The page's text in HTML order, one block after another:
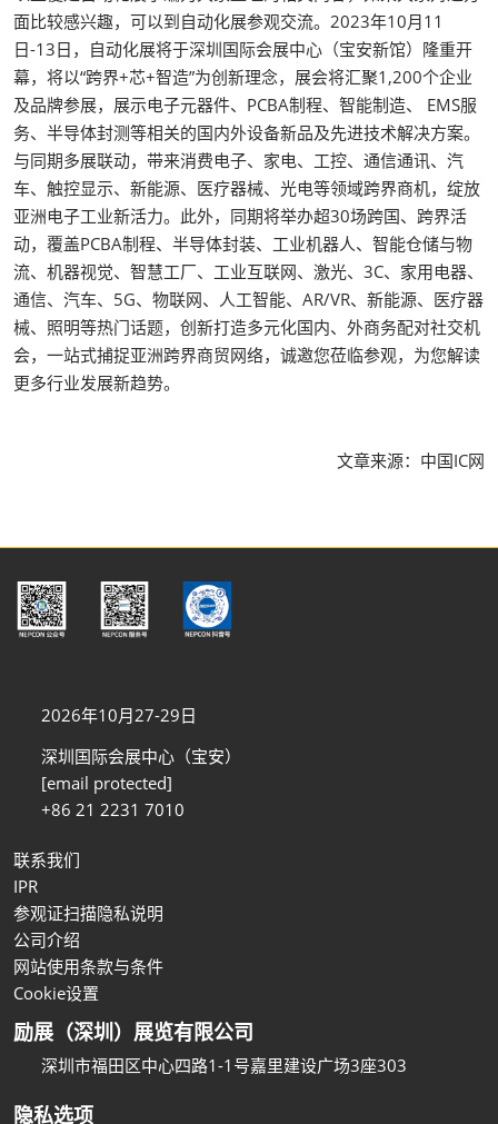
面比较感兴趣，可以到自动化展参观交流。2023年10月11
日-13日，自动化展将于深圳国际会展中心（宝安新馆）隆重开
幕，将以“跨界+芯+智造”为创新理念，展会将汇聚1,200个企业
及品牌参展，展示电子元器件、PCBA制程、智能制造、 EMS服
务、半导体封测等相关的国内外设备新品及先进技术解决方案。
与同期多展联动，带来消费电子、家电、工控、通信通讯、汽
车、触控显示、新能源、医疗器械、光电等领域跨界商机，绽放
亚洲电子工业新活力。此外，同期将举办超30场跨国、跨界活
动，覆盖PCBA制程、半导体封装、工业机器人、智能仓储与物
流、机器视觉、智慧工厂、工业互联网、激光、3C、家用电器、
通信、汽车、5G、物联网、人工智能、AR/VR、新能源、医疗器
械、照明等热门话题，创新打造多元化国内、外商务配对社交机
会，一站式捕捉亚洲跨界商贸网络，诚邀您莅临参观，为您解读
更多行业发展新趋势。
文章来源：中国IC网
2026年10月27-29日
深圳国际会展中心（宝安）
[email protected]
+86 21 2231 7010
联系我们
IPR
参观证扫描隐私说明
公司介绍
网站使用条款与条件
Cookie设置
励展（深圳）展览有限公司
深圳市福田区中心四路1-1号嘉里建设广场3座303
隐私选项